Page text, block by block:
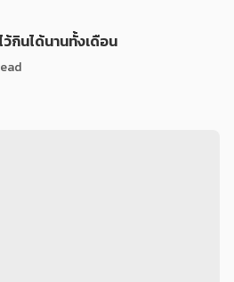
ว้กินได้นานทั้งเดือน